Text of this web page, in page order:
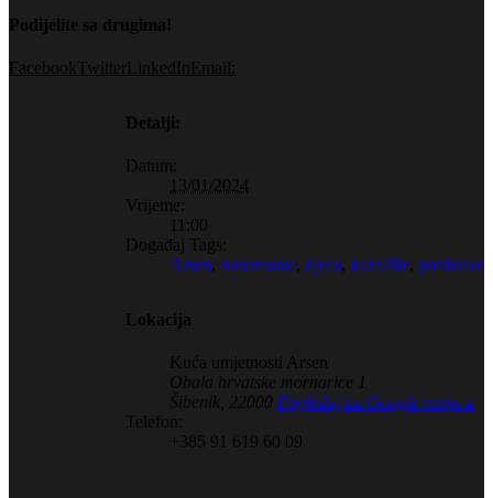
Podijelite sa drugima!
Facebook TwitterLinkedInEmail:
Detalji:
Datum:
13/01/2024
Vrijeme:
11:00
Događaj Tags:
Arsen, bubamarac, djeca, kazalište, predstave
Lokacija
Kuća umjetnosti Arsen
Obala hrvatske mornarice 1
Šibenik 22000 Pogledaj na Google maps-u
Telefon:
+385 91 619 60 09